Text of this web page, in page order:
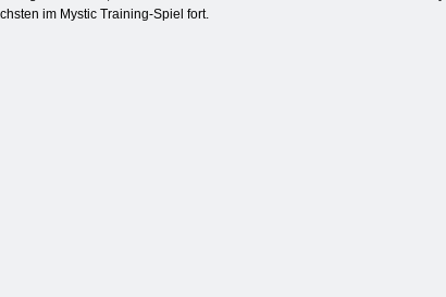
im Mystic Training-Spiel fort.